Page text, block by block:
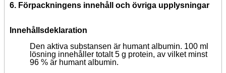
6. Förpackningens innehåll och övriga upplysningar
Innehållsdeklaration
Den aktiva substansen är humant albumin. 100 ml
lösning innehåller totalt 5 g protein, av vilket minst
96 % är humant albumin.